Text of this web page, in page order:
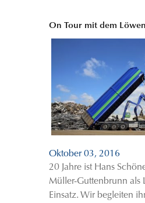
On Tour mit dem
Oktober 03, 2016
20 Jahre ist Hans
Müller-Guttenbrunn als
Einsatz. Wir begleiten